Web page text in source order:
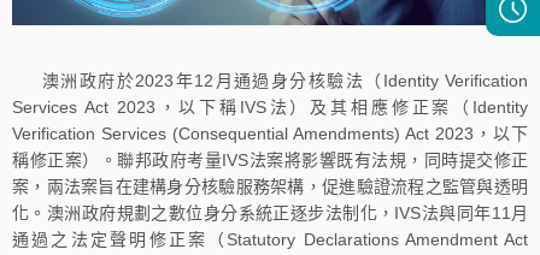
澳洲政府於2023年12月通過身分核驗法（Identity Verification
Services Act 2023，以下稱IVS法）及其相應修正案（Identity
Verification Services (Consequential Amendments) Act 2023，以下
稱修正案）。聯邦政府考量IVS法案將影響既有法規，同時提交修正
案，兩法案旨在建構身分核驗服務架構，促進驗證流程之監管與透明
化。澳洲政府規劃之數位身分系統正逐步法制化，IVS法與同年11月
通過之法定聲明修正案（Statutory Declarations Amendment Act